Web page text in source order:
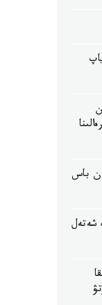
باس
وتپەك بولعان 4 مىڭ شەتەل